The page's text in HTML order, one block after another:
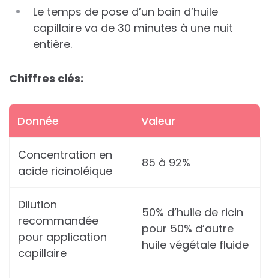
Le temps de pose d’un bain d’huile
capillaire va de 30 minutes à une nuit
entière.
Chiffres clés:
Donnée Valeur
Concentration en
acide ricinoléique
85 à 92%
Dilution
recommandée
pour application
capillaire
50% d’huile de ricin
pour 50% d’autre
huile végétale fluide